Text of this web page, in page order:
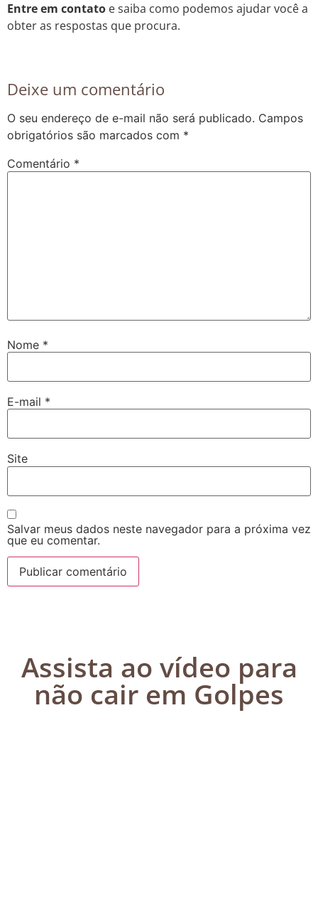
Entre em contato e saiba como podemos ajudar você a
obter as respostas que procura.
Deixe um comentário
O seu endereço de e-mail não será publicado. Campos
obrigatórios são marcados com *
Comentário *
Nome *
E-mail *
Site
Salvar meus dados neste navegador para a próxima vez
que eu comentar.
Assista ao vídeo para
não cair em Golpes